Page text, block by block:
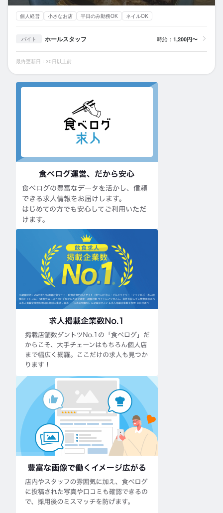
個人経営 小さなお店 平日のみ勤務OK ネイルOK
バイト ホールスタッフ 時給： 1,200円〜
最終更新日：30日以上前